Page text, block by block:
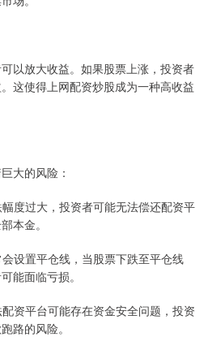
以放大收益。如果股票上涨，投资者
这使得上网配资炒股成为一种高收益
大的风险：
度过大，投资者可能无法偿还配资平
本金。
设置平仓线，当股票下跌至平仓线
能面临亏损。
资平台可能存在资金安全问题，投资
路的风险。